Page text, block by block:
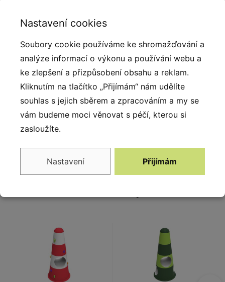
z kvalitního pryžového granulátu. Pro spojení SBR a
polyuretanová pryskyřice ). Konstrukci prvku tvoří
laminátový skelet, který je vysoce odolný a pevný. 3D
prvky díky svému povrchu nekloužou, jsou stabilní a
bezpečné. Výhradně český výrobek si našel cestu k
dětem díky přitažlivému konceptu a společně s
dalšími herními prvky tvoří set s vysokou přidanou
hodnotou.
Nastavení cookies
Soubory cookie používáme ke shromažďování a
analýze informací o výkonu a používání webu a
ke zlepšení a přizpůsobení obsahu a reklam.
Kliknutím na tlačítko „Přijímám“ nám udělíte
souhlas s jejich sběrem a zpracováním a my se
vám budeme moci věnovat s péčí, kterou si
zasloužíte.
Nastavení Přijímám